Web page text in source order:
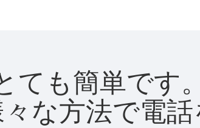
も簡単です。
な方法で電